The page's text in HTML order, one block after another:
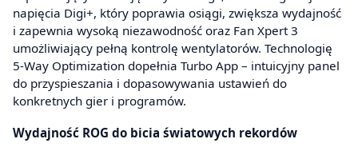
napięcia Digi+, który poprawia osiągi, zwiększa wydajność
i zapewnia wysoką niezawodność oraz Fan Xpert 3
umożliwiający pełną kontrolę wentylatorów. Technologię
5-Way Optimization dopełnia Turbo App – intuicyjny panel
do przyspieszania i dopasowywania ustawień do
konkretnych gier i programów.
Wydajność ROG do bicia światowych rekordów